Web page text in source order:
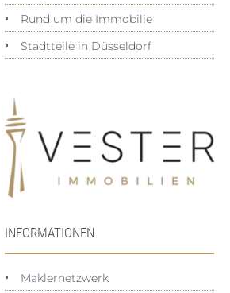
Rund um die Immobilie
Stadtteile in Düsseldorf
INFORMATIONEN
Maklernetzwerk